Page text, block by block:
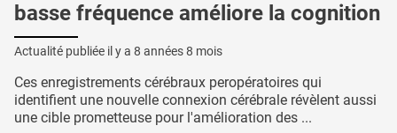
basse fréquence améliore la cognition
Actualité publiée il y a 8 années 8 mois
Ces enregistrements cérébraux peropératoires qui
identifient une nouvelle connexion cérébrale révèlent aussi
une cible prometteuse pour l'amélioration des ...